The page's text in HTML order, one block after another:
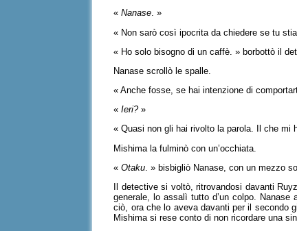
«Nanase. »
« Non sarò così ipocrita da chiedere se tu
« Ho solo bisogno di un caffè. » borbottò il
Nanase scrollò le spalle.
« Anche fosse, se hai intenzione di
«Ieri?»
« Quasi non gli hai rivolto la parola. Il che mi
Mishima la fulminò con un’occhiata.
«Otaku . » bisbigliò Nanase, con un mezzo
Il detective si voltò, ritrovandosi davanti
generale, lo assalì tutto d’un colpo. Nanase
ciò, ora che lo aveva davanti per il secondo
Mishima si rese conto di non ricordare una